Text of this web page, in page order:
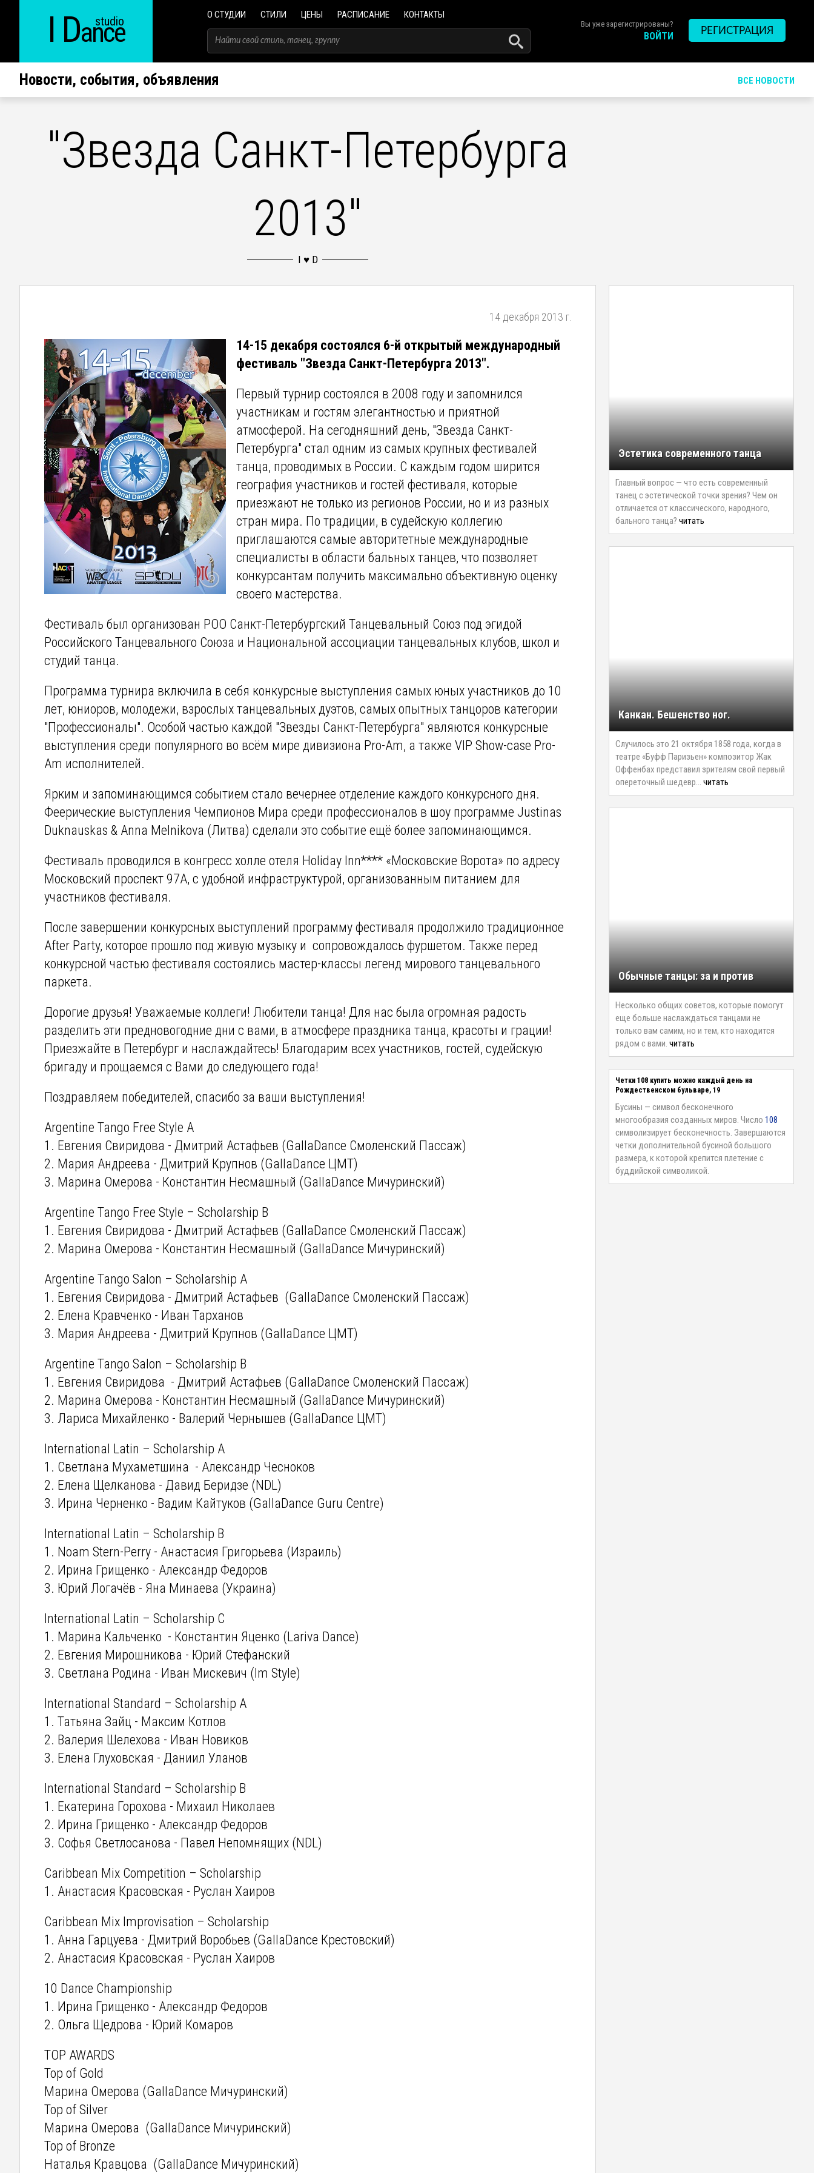
I Dance
studio О СТУДИИ СТИЛИ ЦЕНЫ РАСПИСАНИЕ КОНТАКТЫ
Вы уже зарегистрированы?
ВОЙТИ РЕГИСТРАЦИЯ
Новости, события, объявления ВСЕ НОВОСТИ
"Звезда Санкт-Петербурга
2013"
14 декабря 2013 г.
14-15 декабря состоялся 6-й открытый международный
фестиваль "Звезда Санкт-Петербурга 2013".
Первый турнир состоялся в 2008 году и запомнился
участникам и гостям элегантностью и приятной
атмосферой. На сегодняшний день, "Звезда Санкт-
Петербурга" стал одним из самых крупных фестивалей
танца, проводимых в России. С каждым годом ширится
география участников и гостей фестиваля, которые
приезжают не только из регионов России, но и из разных
стран мира. По традиции, в судейскую коллегию
приглашаются самые авторитетные международные
специалисты в области бальных танцев, что позволяет
конкурсантам получить максимально объективную оценку
своего мастерства.
Фестиваль был организован РОО Санкт-Петербургский Танцевальный Союз под эгидой
Российского Танцевального Союза и Национальной ассоциации танцевальных клубов, школ и
студий танца.
Программа турнира включила в себя конкурсные выступления самых юных участников до 10
лет, юниоров, молодежи, взрослых танцевальных дуэтов, самых опытных танцоров категории
"Профессионалы". Особой частью каждой "Звезды Санкт-Петербурга" являются конкурсные
выступления среди популярного во всём мире дивизиона Pro-Am, а также VIP Show-case Pro-
Am исполнителей.
Ярким и запоминающимся событием стало вечернее отделение каждого конкурсного дня.
Феерические выступления Чемпионов Мира среди профессионалов в шоу программе Justinas
Duknauskas & Anna Melnikova (Литва) сделали это событие ещё более запоминающимся.
Фестиваль проводился в конгресс холле отеля Holiday Inn**** «Московские Ворота» по адресу
Московский проспект 97А, с удобной инфраструктурой, организованным питанием для
участников фестиваля.
После завершении конкурсных выступлений программу фестиваля продолжило традиционное
After Party, которое прошло под живую музыку и сопровождалось фуршетом. Также перед
конкурсной частью фестиваля состоялись мастер-классы легенд мирового танцевального
паркета.
Дорогие друзья! Уважаемые коллеги! Любители танца! Для нас была огромная радость
разделить эти предновогодние дни с вами, в атмосфере праздника танца, красоты и грации!
Приезжайте в Петербург и наслаждайтесь! Благодарим всех участников, гостей, судейскую
бригаду и прощаемся с Вами до следующего года!
Поздравляем победителей, спасибо за ваши выступления!
Argentine Tango Free Style A
1. Евгения Свиридова - Дмитрий Астафьев (GallaDance Смоленский Пассаж)
2. Мария Андреева - Дмитрий Крупнов (GallaDance ЦМТ)
3. Марина Омерова - Константин Несмашный (GallaDance Мичуринский)
Argentine Tango Free Style – Scholarship B
1. Евгения Свиридова - Дмитрий Астафьев (GallaDance Смоленский Пассаж)
2. Марина Омерова - Константин Несмашный (GallaDance Мичуринский)
Argentine Tango Salon – Scholarship A
1. Евгения Свиридова - Дмитрий Астафьев (GallaDance Смоленский Пассаж)
2. Елена Кравченко - Иван Тарханов
3. Мария Андреева - Дмитрий Крупнов (GallaDance ЦМТ)
Argentine Tango Salon – Scholarship B
1. Евгения Свиридова - Дмитрий Астафьев (GallaDance Смоленский Пассаж)
2. Марина Омерова - Константин Несмашный (GallaDance Мичуринский)
3. Лариса Михайленко - Валерий Чернышев (GallaDance ЦМТ)
International Latin – Scholarship A
1. Светлана Мухаметшина - Александр Чесноков
2. Елена Щелканова - Давид Беридзе (NDL)
3. Ирина Черненко - Вадим Кайтуков (GallaDance Guru Centre)
International Latin – Scholarship B
1. Noam Stern-Perry - Анастасия Григорьева (Израиль)
2. Ирина Грищенко - Александр Федоров
3. Юрий Логачёв - Яна Минаева (Украина)
International Latin – Scholarship C
1. Марина Кальченко - Константин Яценко (Lariva Dance)
2. Евгения Мирошникова - Юрий Стефанский
3. Светлана Родина - Иван Мискевич (Im Style)
International Standard – Scholarship A
1. Татьяна Зайц - Максим Котлов
2. Валерия Шелехова - Иван Новиков
3. Елена Глуховская - Даниил Уланов
International Standard – Scholarship B
1. Екатерина Горохова - Михаил Николаев
2. Ирина Грищенко - Александр Федоров
3. Софья Светлосанова - Павел Непомнящих (NDL)
Caribbean Mix Competition – Scholarship
1. Анастасия Красовская - Руслан Хаиров
Caribbean Mix Improvisation – Scholarship
1. Анна Гарцуева - Дмитрий Воробьев (GallaDance Крестовский)
2. Анастасия Красовская - Руслан Хаиров
10 Dance Championship
1. Ирина Грищенко - Александр Федоров
2. Ольга Щедрова - Юрий Комаров
TOP AWARDS
Top of Gold
Марина Омерова (GallaDance Мичуринский)
Top of Silver
Марина Омерова (GallaDance Мичуринский)
Top of Bronze
Наталья Кравцова (GallaDance Мичуринский)
Эстетика современного танца
Главный вопрос — что есть современный
танец с эстетической точки зрения? Чем он
отличается от классического, народного,
бального танца? читать
Канкан. Бешенство ног.
Случилось это 21 октября 1858 года, когда в
театре «Буфф Паризьен» композитор Жак
Оффенбах представил зрителям свой первый
опереточный шедевр… читать
Обычные танцы: за и против
Несколько общих советов, которые помогут
еще больше наслаждаться танцами не
только вам самим, но и тем, кто находится
рядом с вами. читать
Четки 108 купить можно каждый день на
Рождественском бульваре, 19
Бусины — символ бесконечного
многообразия созданных миров. Число 108
символизирует бесконечность. Завершаются
четки дополнительной бусиной большого
размера, к которой крепится плетение с
буддийской символикой.